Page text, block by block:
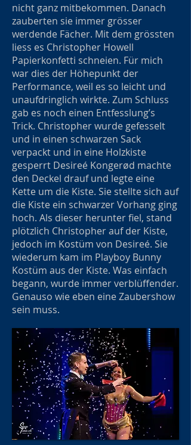
nicht ganz mitbekommen. Danach
zauberten sie immer grösser
werdende Fächer. Mit dem grössten
liess es Christopher Howell
Papierkonfetti schneien. Für mich
war dies der Höhepunkt der
Performance, weil es so leicht und
unaufdringlich wirkte. Zum Schluss
gab es noch einen Entfesslung’s
Trick. Christopher wurde gefesselt
und in einen schwarzen Sack
verpackt und in eine Holzkiste
gesperrt Desireé Kongerød machte
den Deckel drauf und legte eine
Kette um die Kiste. Sie stellte sich auf
die Kiste ein schwarzer Vorhang ging
hoch. Als dieser herunter fiel, stand
plötzlich Christopher auf der Kiste,
jedoch im Kostüm von Desireé. Sie
wiederum kam im Playboy Bunny
Kostüm aus der Kiste. Was einfach
begann, wurde immer verblüffender.
Genauso wie eben eine Zaubershow
sein muss.